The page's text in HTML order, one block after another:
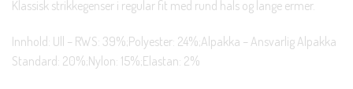
Klassisk strikkegenser i regular fit med rund hals og lange ermer.
Innhold: Ull – RWS: 39%;Polyester: 24%;Alpakka – Ansvarlig Alpakka
Standard: 20%;Nylon: 15%;Elastan: 2%